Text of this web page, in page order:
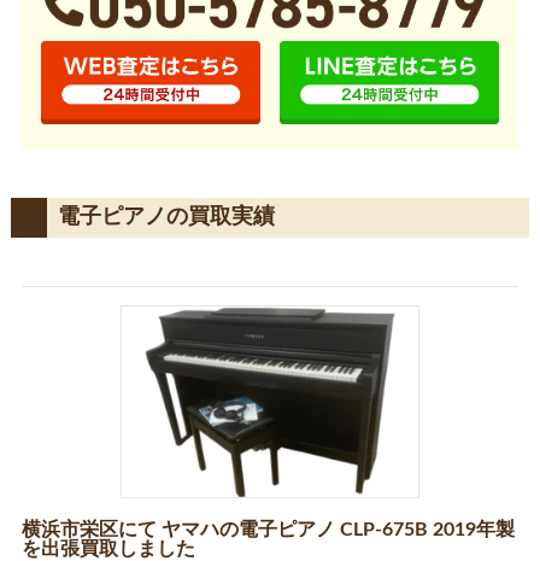
電子ピアノの買取実績
横浜市栄区にて ヤマハの電子ピアノ CLP-675B 2019年製
を出張買取しました